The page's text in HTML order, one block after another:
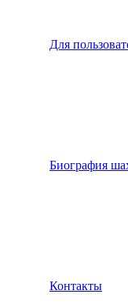
Для
Биография
Контакты